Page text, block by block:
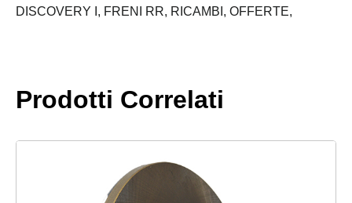
DISCOVERY I, FRENI RR, RICAMBI, OFFERTE,
Prodotti Correlati